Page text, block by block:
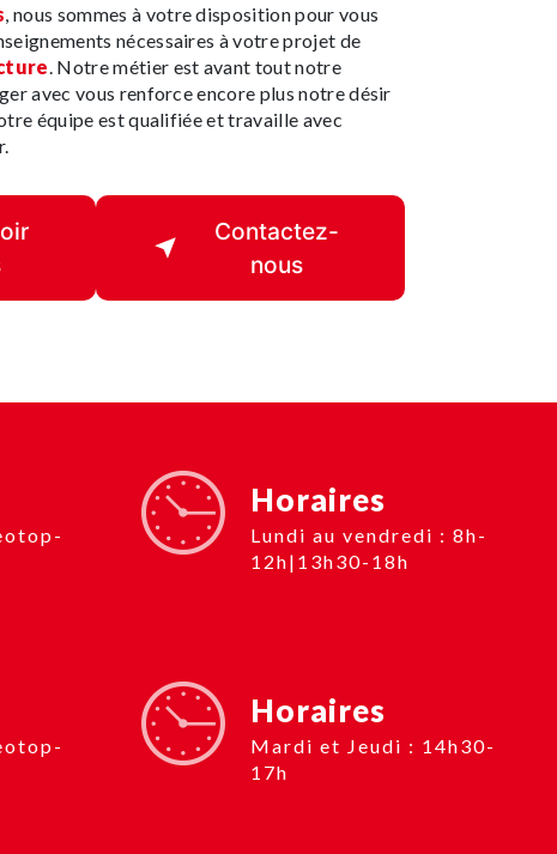
, nous sommes à votre disposition pour vous
nécessaires à votre projet de
. Notre métier est avant tout notre
avec vous renforce encore plus notre désir
équipe est qualifiée et travaille avec
Contactez-
nous
Horaires
Lundi au vendredi : 8h-
12h|13h30-18h
Horaires
Mardi et Jeudi : 14h30-
17h